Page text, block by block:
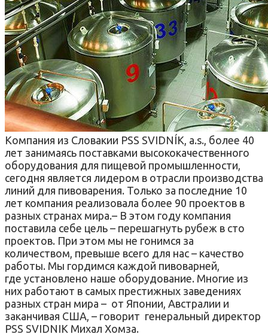
Компания из Словакии PSS SVIDNÍK, a.s., более 40
лет занимаясь поставками высококачественного
оборудования для пищевой промышленности,
сегодня является лидером в отрасли производства
линий для пивоварения. Только за последние 10
лет компания реализовала более 90 проектов в
разных странах мира.– В этом году компания
поставила себе цель – перешагнуть рубеж в сто
проектов. При этом мы не гонимся за
количеством, превыше всего для нас – качество
работы. Мы гордимся каждой пивоварней,
где установлено наше оборудование. Многие из
них работают в самых престижных заведениях
разных стран мира – от Японии, Австралии и
заканчивая США, – говорит генеральный директор
PSS SVIDNIK Михал Хомза.